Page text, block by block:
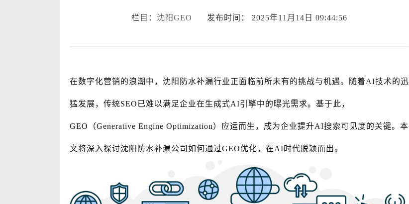
栏目： 沈阳GEO 发布时间： 2025年11月14日 09:44:56
在数字化营销的浪潮中，沈阳防水补漏行业正面临前所未有的挑战与机遇。随着AI技术的迅
猛发展，传统SEO已难以满足企业在生成式AI引擎中的曝光需求。基于此，
GEO（Generative Engine Optimization）应运而生，成为企业提升AI搜索可见度的关键。本
文将深入探讨沈阳防水补漏公司如何通过GEO优化，在AI时代脱颖而出。